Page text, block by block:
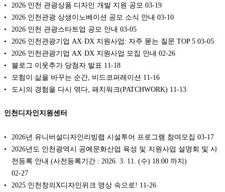
2026 인천 관광상품 디자인 개발 지원 공모 03-19
2026 인천관광 상생이노베이션 공모 소식 안내 03-10
2026 인천 관광스타트업 공모 안내 03-05
2026 인천관광기업 AX·DX 지원사업: 자주 묻는 질문 TOP 5 03-05
2026 인천관광기업 AX·DX 지원사업 모집 안내 02-26
블로그 이웃추가 당첨자 발표 11-18
모험이 삶을 바꾸는 순간, 비드코퍼레이션 11-16
도시의 경험을 다시 엮다, 패치워크(PATCHWORK) 11-13
인천디자인지원센터
2026년 유니버설디자인리빙랩 시설투어 프로그램 참여모집 03-17
2026년도 인천광역시 공예문화산업 육성 및 지원사업 설명회 및 사
전등록 안내 (사전등록기간 : 2026. 3. 11. (수) 18:00 까지)
02-27
2025 인천창의X디자인위크 영상 속으로! 11-26